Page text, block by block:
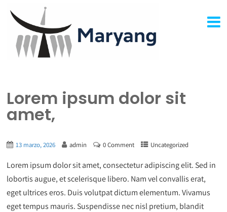
Lorem ipsum dolor sit
amet,
13 marzo, 2026 admin 0 Comment Uncategorized
Lorem ipsum dolor sit amet, consectetur adipiscing elit. Sed in
lobortis augue, et scelerisque libero. Nam vel convallis erat,
eget ultrices eros. Duis volutpat dictum elementum. Vivamus
eget tempus mauris. Suspendisse nec nisl pretium, blandit